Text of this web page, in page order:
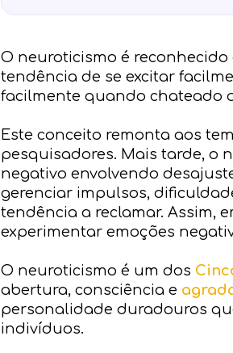
O neuroticismo é
tendência de se excitar
facilmente quando chateado
Este conceito remonta aos
pesquisadores. Mais tarde, o
negativo envolvendo
gerenciar impulsos,
tendência a reclamar. Assim,
experimentar emoções
O neuroticismo é um dos
abertura, consciência e
personalidade duradouros
indivíduos.